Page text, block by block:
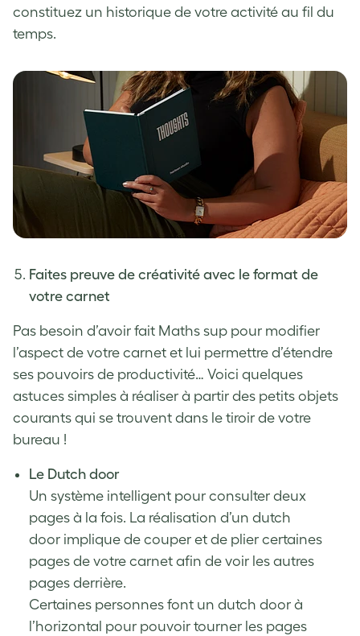
constituez un historique de votre activité au fil du
temps.
Faites preuve de créativité avec le format de
votre carnet
Pas besoin d’avoir fait Maths sup pour modifier
l’aspect de votre carnet et lui permettre d’étendre
ses pouvoirs de productivité… Voici quelques
astuces simples à réaliser à partir des petits objets
courants qui se trouvent dans le tiroir de votre
bureau !
Le Dutch door
Un système intelligent pour consulter deux
pages à la fois. La réalisation d’un dutch
door implique de couper et de plier certaines
pages de votre carnet afin de voir les autres
pages derrière.
Certaines personnes font un dutch door à
l’horizontal pour pouvoir tourner les pages